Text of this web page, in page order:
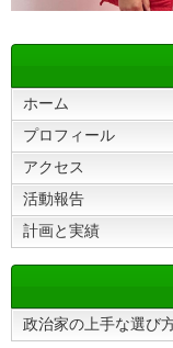
ホーム
プロフィール
アクセス
活動報告
計画と実績
政治家の上手な選び